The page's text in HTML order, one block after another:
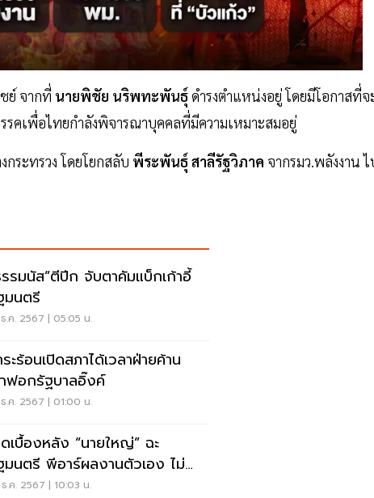
ย์ จากที่ นายพิชัย นริพทะพันธุ์ดำรงตำแหน่งอยู่ โดยมีโอกาสที่จ
คเพื่อไทยกำลังพิจารณาบุคคลที่มีความเหมาะสมอยู่
ระทรวง โดยโยกสลับ พีระพันธุ์ สาลีรัฐวิภาค จากรมว.พลังงาน
รรมนัส”ตีปีก จับตาคัมแบ็กเก้าอี้
มนตรี
ธ.ค. 2567 | 05:05 น.
ะร้อนเปิดสภาได้เวลาฝ่ายค้าน
ฟอกรัฐบาลอิ๊งค์
ธ.ค. 2567 | 01:00 น.
ดเบื้องหลัง “นายใหญ่” ฉะ
มนตรี พีอาร์ผลงานตัวเอง ไม่
นรัฐบาล
ธ.ค. 2567 | 10:03 น.